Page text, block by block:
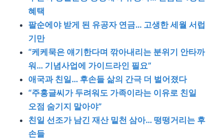
혜택
팔순에야 받게 된 유공자 연금… 고생한 세월 서럽
기만
“케케묵은 얘기한다며 깎아내리는 분위기 안타까
워… 기념사업에 가이드라인 필요”
애국과 친일… 후손들 삶의 간극 더 벌어졌다
“주홍글씨가 두려워도 가족이라는 이유로 친일
오점 숨기지 말아야”
친일 선조가 남긴 재산 밑천 삼아… 떵떵거리는 후
손들